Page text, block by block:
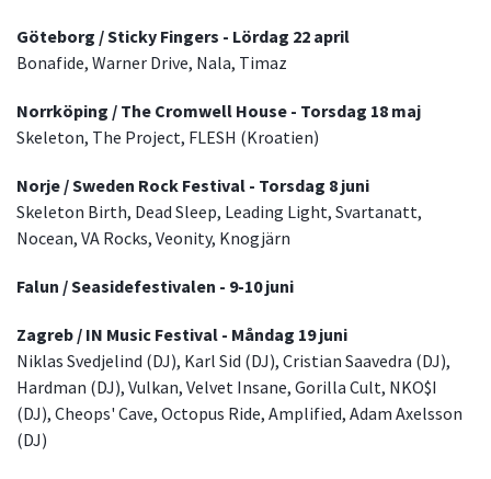
Göteborg / Sticky Fingers - Lördag 22 april
Bonafide, Warner Drive, Nala, Timaz
Norrköping / The Cromwell House - Torsdag 18 maj
Skeleton, The Project, FLESH (Kroatien)
Norje / Sweden Rock Festival - Torsdag 8 juni
Skeleton Birth, Dead Sleep, Leading Light, Svartanatt,
Nocean, VA Rocks, Veonity, Knogjärn
Falun / Seasidefestivalen - 9-10 juni
Zagreb / IN Music Festival - Måndag 19 juni
Niklas Svedjelind (DJ), Karl Sid (DJ), Cristian Saavedra (DJ),
Hardman (DJ), Vulkan, Velvet Insane, Gorilla Cult, NKO$I
(DJ), Cheops' Cave, Octopus Ride, Amplified, Adam Axelsson
(DJ)